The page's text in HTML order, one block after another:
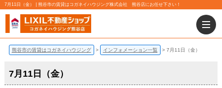
7月11日（金） | 熊谷市の賃貸はコガネイハウジング株式会社 熊谷店にお任せ下さい！
熊谷市の賃貸はコガネイハウジング インフォメーション一覧 7月11日（金）
7月11日（金）